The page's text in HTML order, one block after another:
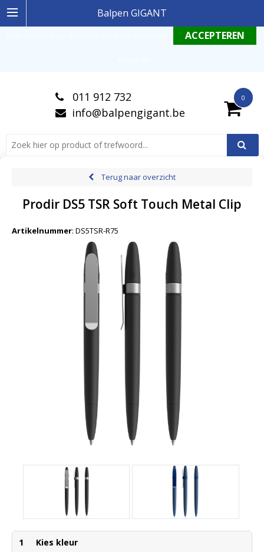
Balpen GIGANT
0
011 912 732
info@balpengigant.be
Terug naar overzicht
Prodir DS5 TSR Soft Touch Metal Clip
Artikelnummer: DS5TSR-R75
1 Kies kleur
Ingelogde gebruiker stemt in met de geldende omgang productinformatie